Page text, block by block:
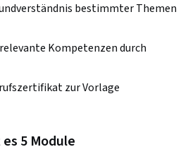
bestimmter Themen
Kompetenzen durch
zur Vorlage
5 Module